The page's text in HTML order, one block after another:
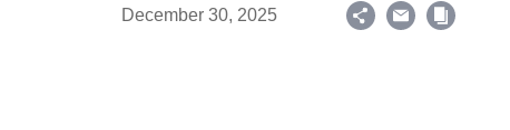
December 30, 2025